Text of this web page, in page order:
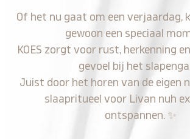
Of het nu gaat om een verjaardag,
gewoon een speciaal
KOES zorgt voor rust, herkenning
gevoel bij het
Juist door het horen van de eigen
slaapritueel voor Livan nuh
ontspannen. ✨